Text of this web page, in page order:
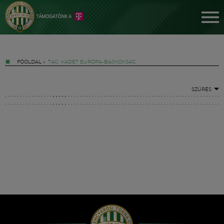
FŐOLDAL » TAG: KADET EURÓPA-BAJNOKSÁG
SZŰRÉS
Hírek